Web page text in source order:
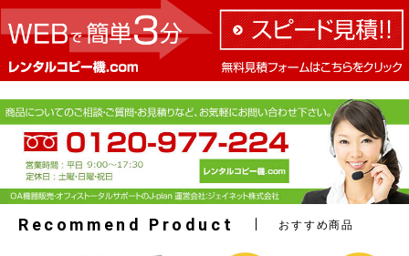
Recommend Product おすすめ商品